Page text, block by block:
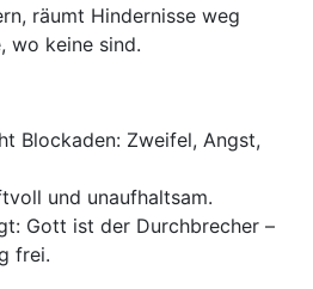
räumt Hindernisse weg
wo keine sind.
Blockaden: Zweifel, Angst,
und unaufhaltsam.
Gott ist der Durchbrecher –
frei.